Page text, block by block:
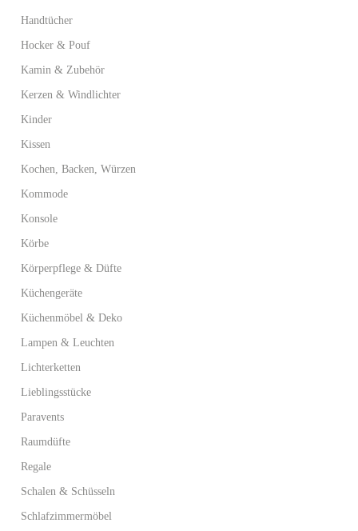
Handtücher
Hocker & Pouf
Kamin & Zubehör
Kerzen & Windlichter
Kinder
Kissen
Kochen, Backen, Würzen
Kommode
Konsole
Körbe
Körperpflege & Düfte
Küchengeräte
Küchenmöbel & Deko
Lampen & Leuchten
Lichterketten
Lieblingsstücke
Paravents
Raumdüfte
Regale
Schalen & Schüsseln
Schlafzimmermöbel